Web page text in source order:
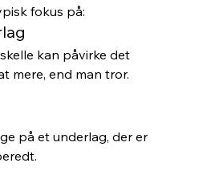
fokus på:
kan påvirke det
mere, end man tror.
på et underlag, der er